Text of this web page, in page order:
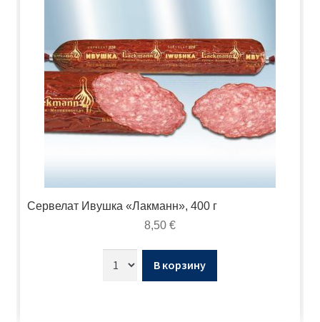
Сервелат Ивушка «Лакманн», 400 г
8,50 €
В корзину